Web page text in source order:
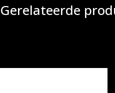
Gerelateerde